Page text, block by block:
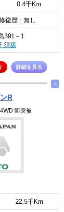
0.4千Km
復歴 : 無し
391－1
須坂
詳細を見る
∧
R
衝突被
22.5千Km